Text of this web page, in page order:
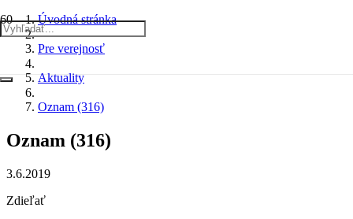
Úvodná stránka
Pre verejnosť
Aktuality
Oznam (316)
Oznam (316)
3.6.2019
Zdieľať